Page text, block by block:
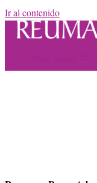
Ir al contenido